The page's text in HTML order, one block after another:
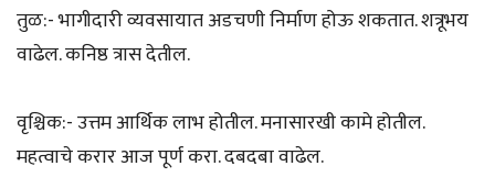
तुळ:- भागीदारी व्यवसायात अडचणी निर्माण होऊ शकतात. शत्रूभय
वाढेल. कनिष्ठ त्रास देतील.
वृश्चिक:- उत्तम आर्थिक लाभ होतील. मनासारखी कामे होतील.
महत्वाचे करार आज पूर्ण करा. दबदबा वाढेल.